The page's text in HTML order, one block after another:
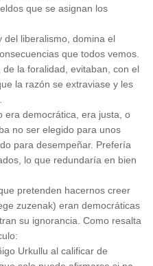
que se asignan los
del liberalismo, domina el
que todos vemos.
la foralidad, evitaban, con el
la razón se extraviase y les
era democrática, era justa, o
no ser elegido para unos
para desempeñar. Prefería
lo que redundaría en bien
pretenden hacernos creer
zuzenak) eran democráticas
su ignorancia. Como resalta
Urkullu al calificar de